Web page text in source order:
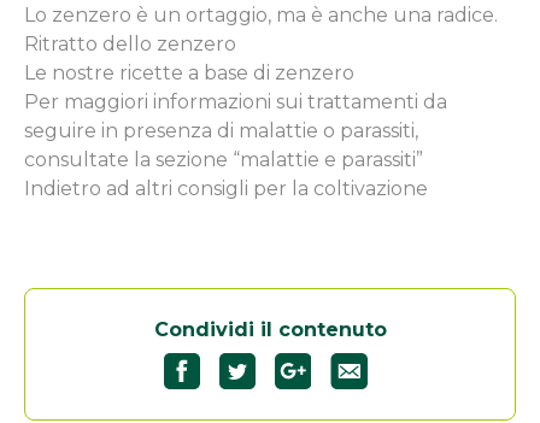
Lo zenzero è un ortaggio, ma è anche una radice.
Ritratto dello zenzero
Le nostre ricette a base di zenzero
Per maggiori informazioni sui trattamenti da
seguire in presenza di malattie o parassiti,
consultate la sezione “malattie e parassiti”
Indietro ad altri consigli per la coltivazione
Condividi il contenuto